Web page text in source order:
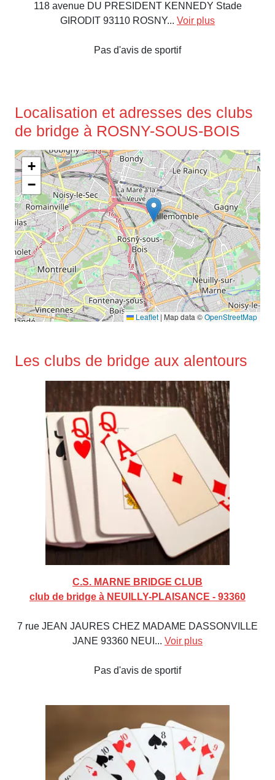
118 avenue DU PRESIDENT KENNEDY Stade
GIRODIT 93110 ROSNY... Voir plus
Pas d'avis de sportif
Localisation et adresses des clubs
de bridge à ROSNY-SOUS-BOIS
+
−
Leaflet | Map data ©OpenStreetMap
Les clubs de bridge aux alentours
C.S. MARNE BRIDGE CLUB
club de bridge à NEUILLY-PLAISANCE - 93360
7 rue JEAN JAURES CHEZ MADAME DASSONVILLE
JANE 93360 NEUI... Voir plus
Pas d'avis de sportif